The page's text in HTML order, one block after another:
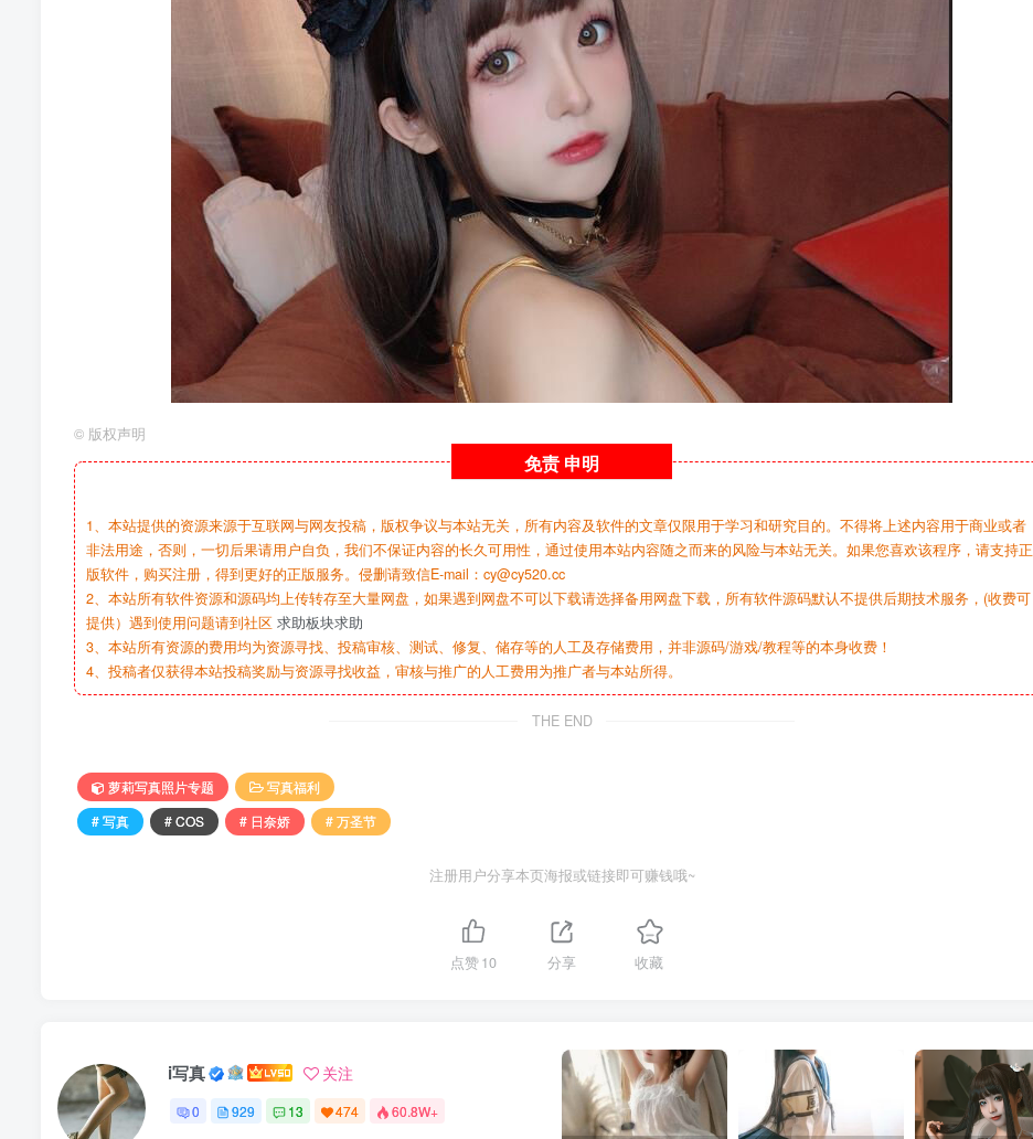
© 版权声明
免责 申明
1、本站提供的资源来源于互联网与网友投稿，版权争议与本站无关，所有内容及软件的文章仅限用于学习和研究目的。不得将上述内容用于商业或者
非法用途，否则，一切后果请用户自负，我们不保证内容的长久可用性，通过使用本站内容随之而来的风险与本站无关。如果您喜欢该程序，请支持正
版软件，购买注册，得到更好的正版服务。侵删请致信E-mail：cy@cy520.cc
2、本站所有软件资源和源码均上传转存至大量网盘，如果遇到网盘不可以下载请选择备用网盘下载，所有软件源码默认不提供后期技术服务，(收费可
提供）遇到使用问题请到社区 求助板块求助
3、本站所有资源的费用均为资源寻找、投稿审核、测试、修复、储存等的人工及存储费用，并非源码/游戏/教程等的本身收费！
4、投稿者仅获得本站投稿奖励与资源寻找收益，审核与推广的人工费用为推广者与本站所得。
THE END
萝莉写真照片专题
写真福利
# 写真
# COS # 日奈娇 # 万圣节
注册用户分享本页海报或链接即可赚钱哦~
点赞10 分享 收藏
i写真 关注
0 929 13 474 60.8W+